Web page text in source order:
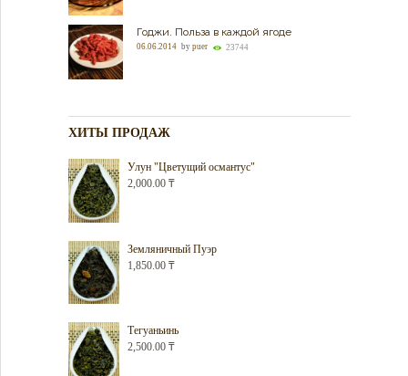
Годжи. Польза в каждой ягоде
06.06.2014 by puer 23744
ХИТЫ ПРОДАЖ
Улун "Цветущий османтус"
2,000.00 ₸
Земляничный Пуэр
1,850.00 ₸
Тегуаньинь
2,500.00 ₸